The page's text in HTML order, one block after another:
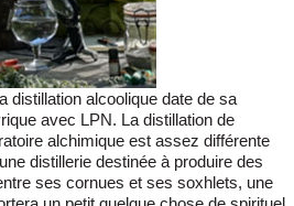
distillation alcoolique date de sa
avec LPN. La distillation de
alchimique est assez différente
distillerie destinée à produire des
ses cornues et ses soxhlets, une